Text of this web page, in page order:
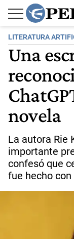
LITERATURA
Una
novela
La autora Rie
importante
confesó que
fue hecho